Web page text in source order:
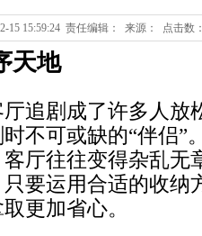
15 15:59:24 责任编辑： 来源： 点击数
天地
追剧成了许多人放
不可或缺的“伴侣”
厅往往变得杂乱无
要运用合适的收纳
更加省心。